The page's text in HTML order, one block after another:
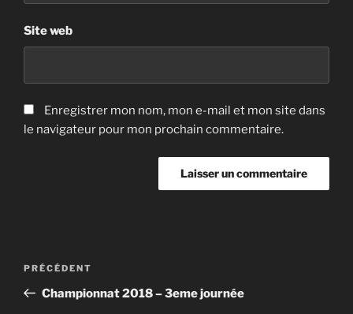
Site web
Enregistrer mon nom, mon e-mail et mon site dans
le navigateur pour mon prochain commentaire.
Navigation
l’article
Article
précédent
PRÉCÉDENT
Championnat 2018 – 3eme journée